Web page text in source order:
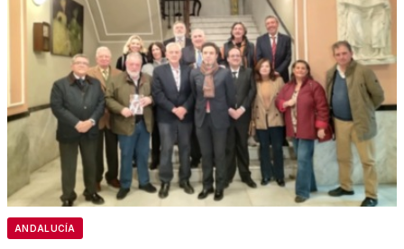
ANDALUCÍA